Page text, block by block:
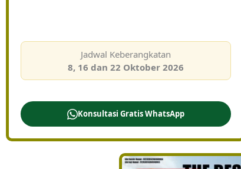
Jadwal Keberangkatan
8, 16 dan 22 Oktober 2026
Konsultasi Gratis WhatsApp